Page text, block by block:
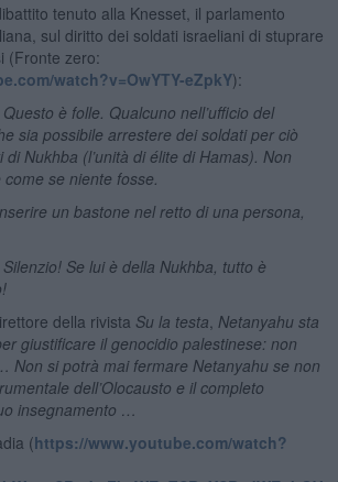
tenuto alla Knesset, il parlamento
sul diritto dei soldati israeliani di stuprare
(Fronte zero:
watch?v=OwYTY-eZpkY):
Questo è folle. Qualcuno nell’ufficio del
sia possibile arrestere dei soldati per ciò
Nukhba (l’unità di élite di Hamas). Non
se niente fosse.
un bastone nel retto di una persona,
Silenzio! Se lui è della Nukhba, tutto è
della rivista Su la testa Netanyahu sta
giustificare il genocidio palestinese: non
Non si potrà mai fermare Netanyahu se non
dell’Olocausto e il completo
insegnamento …
(https://www.youtube.com/watch?